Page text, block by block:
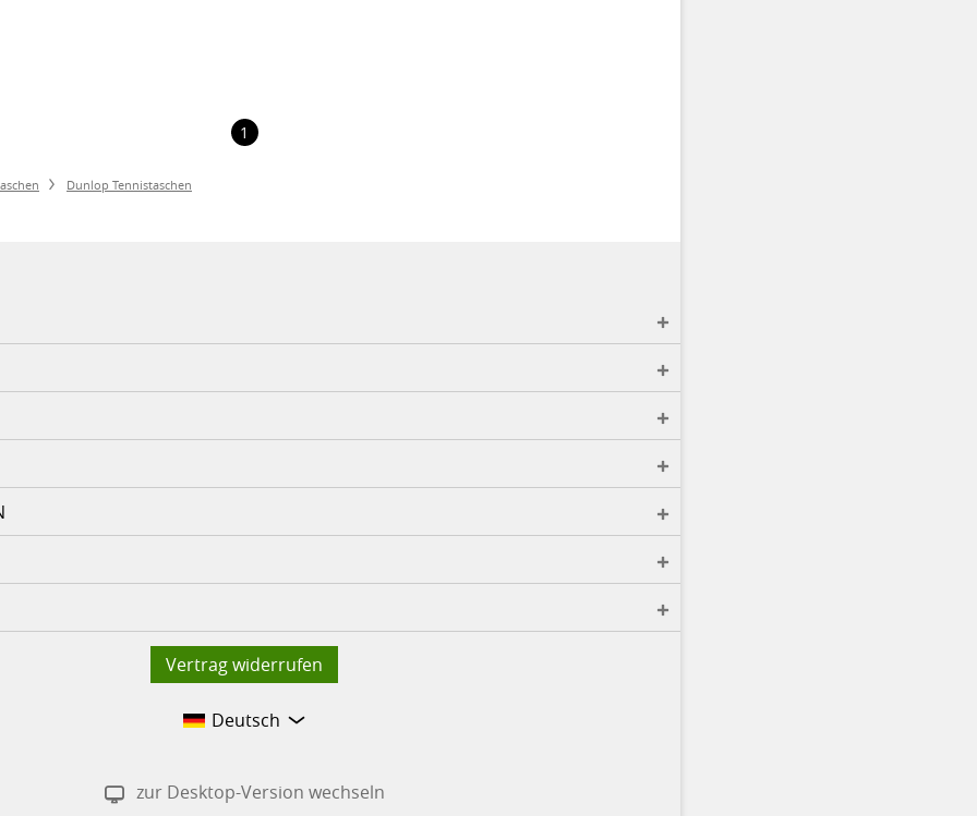
1
Dunlop Tennistaschen
Vertrag widerrufen
Deutsch
zur Desktop-Version wechseln